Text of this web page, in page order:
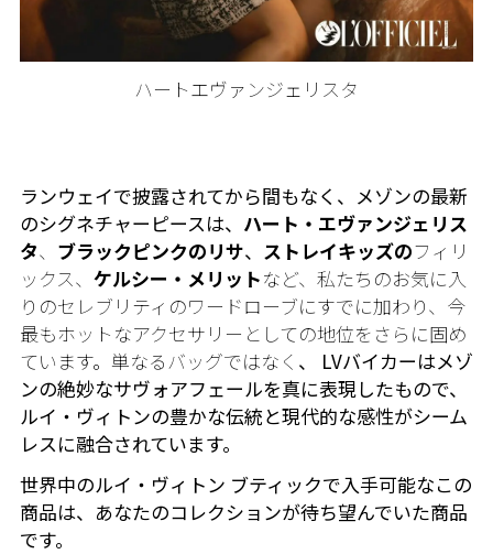
ハートエヴァンジェリスタ
ランウェイで披露されてから間もなく、メゾンの最新
のシグネチャーピースは、 ハート・エヴァンジェリス
タ、 ブラックピンクのリサ、 ストレイキッズのフィリ
ックス、 ケルシー・メリットなど、私たちのお気に入
りのセレブリティのワードローブにすでに加わり、今
最もホットなアクセサリーとしての地位をさらに固め
ています。単なるバッグではなく 、
LVバイカーはメゾ
ンの絶妙なサヴォアフェールを真に表現したもので、
ルイ・ヴィトンの豊かな伝統と現代的な感性がシーム
レスに融合されています。
世界中のルイ・ヴィトン ブティックで入手可能なこの
商品は、あなたのコレクションが待ち望んでいた商品
です。